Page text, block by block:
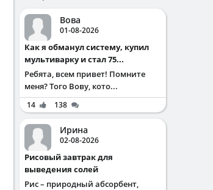
Вова
01-08-2026
Как я обманул систему, купил
мультиварку и стал 75...
Ребята, всем привет! Помните
меня? Того Вову, кото...
14 138
Ирина
02-08-2026
Рисовый завтрак для
выведения солей
Рис – природный абсорбент,